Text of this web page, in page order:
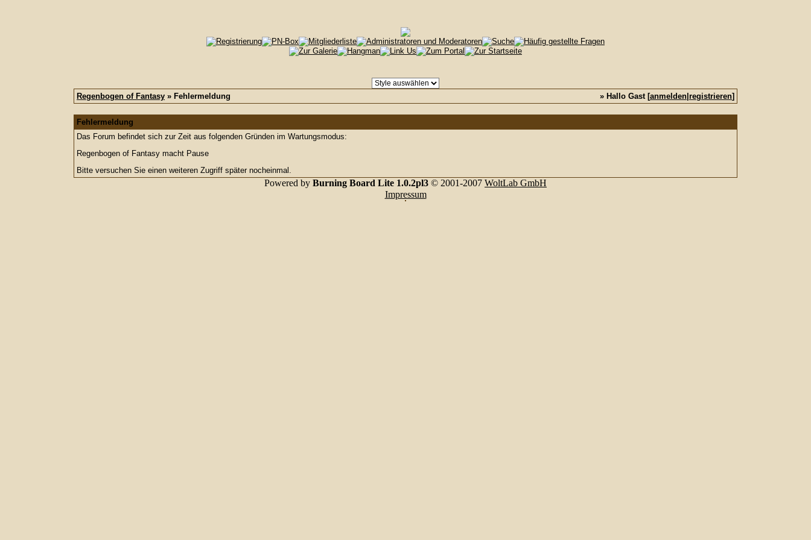
Regenbogen of Fantasy » Fehlermeldung » Hallo Gast [anmelden registrieren]
Fehlermeldung
Das Forum befindet sich zur Zeit aus folgenden Gründen im Wartungsmodus:
Regenbogen of Fantasy macht Pause
Bitte versuchen Sie einen weiteren Zugriff später nocheinmal.
Powered by Burning Board Lite 1.0.2pl3 © 2001-2007 WoltLab GmbH
Impressum